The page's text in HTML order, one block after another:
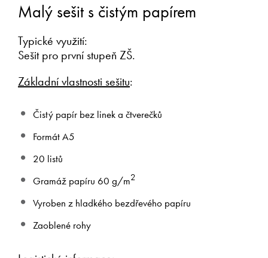
Malý sešit s čistým papírem
Typické využití:
Sešit pro první stupeň ZŠ.
Základní vlastnosti sešitu:
Čistý papír bez linek a čtverečků
Formát A5
20 listů
Gramáž papíru 60 g/m2
Vyroben z hladkého bezdřevého papíru
Zaoblené rohy